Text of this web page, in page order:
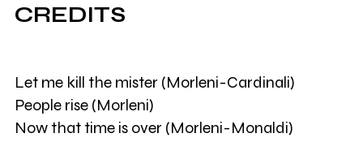
CREDITS
Let me kill the mister (Morleni-Cardinali)
People rise (Morleni)
Now that time is over (Morleni-Monaldi)